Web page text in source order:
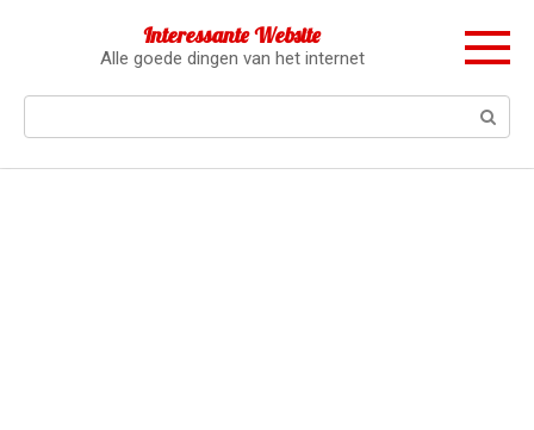
Interessante Website
Alle goede dingen van het internet